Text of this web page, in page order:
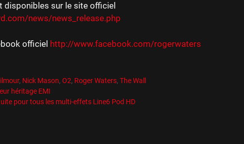
disponibles sur le site officiel
news/news_release.php
officiel http://www.facebook.com/rogerwaters
, Nick Mason,O2, Roger Waters,The Wall
héritage EMI
pour tous les multi-effets Line6 Pod HD